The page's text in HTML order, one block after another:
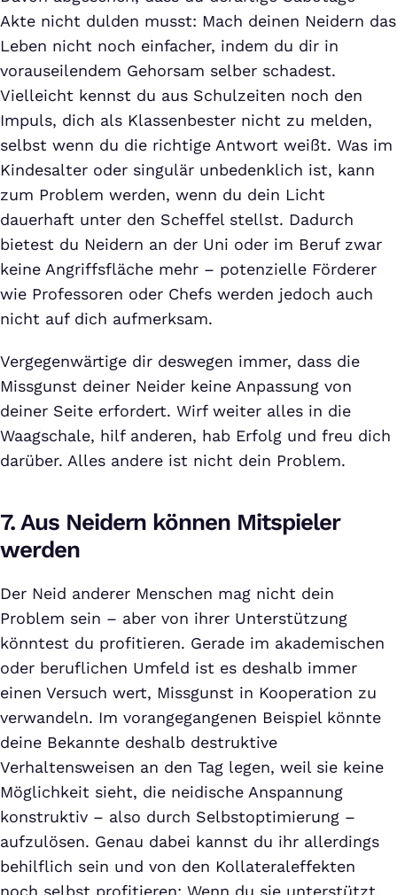
Akte nicht dulden musst: Mach deinen Neidern das
Leben nicht noch einfacher, indem du dir in
vorauseilendem Gehorsam selber schadest.
Vielleicht kennst du aus Schulzeiten noch den
Impuls, dich als Klassenbester nicht zu melden,
selbst wenn du die richtige Antwort weißt. Was im
Kindesalter oder singulär unbedenklich ist, kann
zum Problem werden, wenn du dein Licht
dauerhaft unter den Scheffel stellst. Dadurch
bietest du Neidern an der Uni oder im Beruf zwar
keine Angriffsfläche mehr – potenzielle Förderer
wie Professoren oder Chefs werden jedoch auch
nicht auf dich aufmerksam.
Vergegenwärtige dir deswegen immer, dass die
Missgunst deiner Neider keine Anpassung von
deiner Seite erfordert. Wirf weiter alles in die
Waagschale, hilf anderen, hab Erfolg und freu dich
darüber. Alles andere ist nicht dein Problem.
7. Aus Neidern können Mitspieler
werden
Der Neid anderer Menschen mag nicht dein
Problem sein – aber von ihrer Unterstützung
könntest du profitieren. Gerade im akademischen
oder beruflichen Umfeld ist es deshalb immer
einen Versuch wert, Missgunst in Kooperation zu
verwandeln. Im vorangegangenen Beispiel könnte
deine Bekannte deshalb destruktive
Verhaltensweisen an den Tag legen, weil sie keine
Möglichkeit sieht, die neidische Anspannung
konstruktiv – also durch Selbstoptimierung –
aufzulösen. Genau dabei kannst du ihr allerdings
behilflich sein und von den Kollateraleffekten
noch selbst profitieren: Wenn du sie unterstützt,